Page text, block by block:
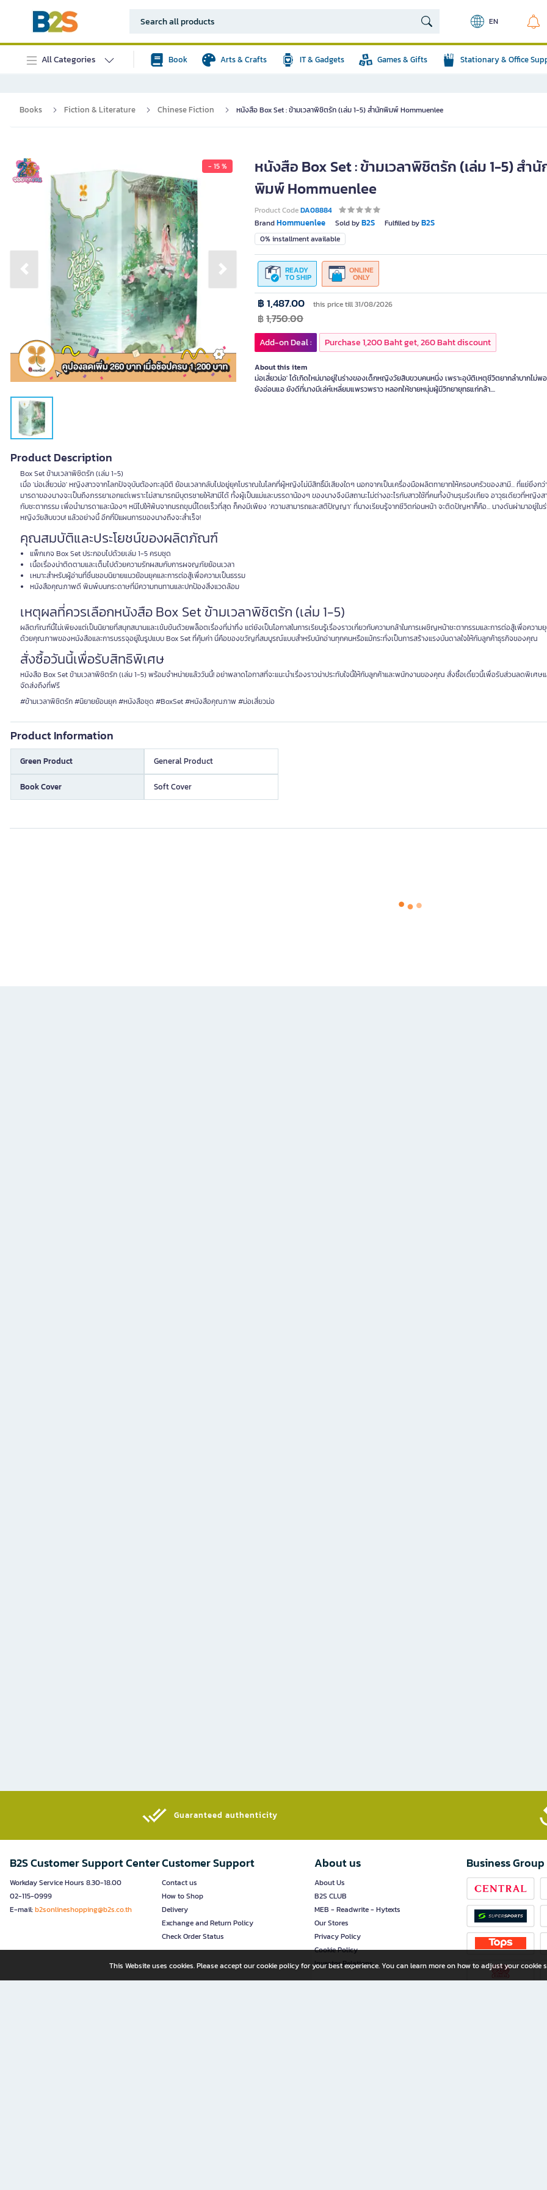
EN
All Categories Book Arts & Crafts IT & Gadgets Games & Gifts Stationary & Office
Books Fiction & Literature Chinese Fiction หนังสือ Box Set : ข้ามเวลาพิชิตรัก (เล่ม 1-5) สำนักพิมพ์ Hommuenlee
- 15 %
Previous slide Next slide
หนังสือ Box Set : ข้ามเวลาพิชิตรัก (เล่ม 1-5) สำนั
พิมพ์ Hommuenlee
Product CodeDA08884
BrandHommuenlee Sold byB2S Fulfilled byB2S
0% installment available
READY
TO SHIP
ONLINE
ONLY
฿ 1,487.00 this price till 31/08/2026
฿1,750.00
Add-on Deal : Purchase 1,200 Baht get, 260 Baht discount
About this item
ม่อเสี่ยวม่อ' ได้เกิดใหม่มาอยู่ในร่างของเด็กหญิงวัยสิบขวบคนหนึ่ง เพราะอุบัติเหตุชีวิตยากลำบากไม่พ
ยังอ่อนแอ ยังดีที่นางมีเล่ห์เหลี่ยมแพรวพราว หลอกให้ชายหนุ่มผู้มีวิทยายุทธแก่กล้า....
Product Description
Box Set ข้ามเวลาพิชิตรัก (เล่ม 1-5)
เมื่อ 'ม่อเสี่ยวม่อ' หญิงสาวจากโลกปัจจุบันต้องทะลุมิติ ย้อนเวลากลับไปอยู่ยุคโบราณในโลกที่ผู้หญิงไม่มีสิทธิ์มีเสียงใดๆ นอกจากเป็นเครื่องมือผลิตทายาทให้ครอบครัวของสามี... ที่แย่ยิ่งกว่
มารดาของนางจะเป็นถึงภรรยาเอกแต่เพราะไม่สามารถมีบุตรชายให้สามีได้ ทั้งผู้เป็นแม่และบรรดาน้องๆ ของนางจึงมีสถานะไม่ต่างอะไรกับสาวใช้ที่คนทั้งบ้านรุมรังเกียจ อาวุธเดียวที่หญิงส
กับชะตากรรม เพื่อนำมารดาและน้องๆ หนีไปให้พ้นจากนรถขุมนี้โดยเร็วที่สุด ก็คงมีเพียง ‘ความสามารถและสติปัญญา’ ที่นางเรียนรู้จากชีวิตก่อนหน้า จะติดปัญหาก็คือ... นางดันผ่ามาอยู่ใน
หญิงวัยสิบขวบ! แล้วอย่างนี้ อีกกี่ปีแผนการของนางถึงจะสำเร็จ!
คุณสมบัติและประโยชน์ของผลิตภัณฑ์
แพ็กเกจ Box Set ประกอบไปด้วยเล่ม 1-5 ครบชุด
เนื้อเรื่องน่าติดตามและเต็มไปด้วยความรักผสมกับการผจญภัยย้อนเวลา
เหมาะสำหรับผู้อ่านที่ชื่นชอบนิยายแนวย้อนยุคและการต่อสู้เพื่อความเป็นธรรม
หนังสือคุณภาพดี พิมพ์บนกระดาษที่มีความทนทานและปกป้องสิ่งแวดล้อม
เหตุผลที่ควรเลือกหนังสือ Box Set ข้ามเวลาพิชิตรัก (เล่ม 1-5)
ผลิตภัณฑ์นี้ไม่เพียงแต่เป็นนิยายที่สนุกสนานและเข้มข้นด้วยพล็อตเรื่องที่น่าทึ่ง แต่ยังเป็นโอกาสในการเรียนรู้เรื่องราวเกี่ยวกับความกล้าในการเผชิญหน้าชะตากรรมและการต่อสู้เพื่อความ
ด้วยคุณภาพของหนังสือและการบรรจุอยู่ในรูปแบบ Box Set ที่คุ้มค่า นี่คือของขวัญที่สมบูรณ์แบบสำหรับนักอ่านทุกคนหรือแม้กระทั่งเป็นการสร้างแรงบันดาลใจให้กับลูกค้าธุรกิจของคุณ
สั่งซื้อวันนี้เพื่อรับสิทธิพิเศษ
หนังสือ Box Set ข้ามเวลาพิชิตรัก (เล่ม 1-5) พร้อมจำหน่ายแล้ววันนี้! อย่าพลาดโอกาสที่จะแนะนำเรื่องราวน่าประทับใจนี้ให้กับลูกค้าและพนักงานของคุณ สั่งซื้อเดี๋ยวนี้เพื่อรับส่วนลดพิเศษแ
จัดส่งถึงที่ฟรี
#ข้ามเวลาพิชิตรัก #นิยายย้อนยุค #หนังสือชุด #BoxSet #หนังสือคุณภาพ #ม่อเสี่ยวม่อ
Product Information
Green Product General Product
Book Cover Soft Cover
Guaranteed authenticity​
B2S Customer Support Center
Workday Service Hours 8.30-18.00
02-115-0999
E-mail:b2sonlineshopping@b2s.co.th
Customer Support
Contact us
How to Shop
Delivery
Exchange and Return Policy
Check Order Status
About us
About Us
B2S CLUB
MEB - Readwrite - Hytexts
Our Stores
Privacy Policy
Cookie Policy
Investor Relations
Business Group
This Website uses cookies. Please accept our cookie policy for your best experience. You can learn more on how to adjust your cookie